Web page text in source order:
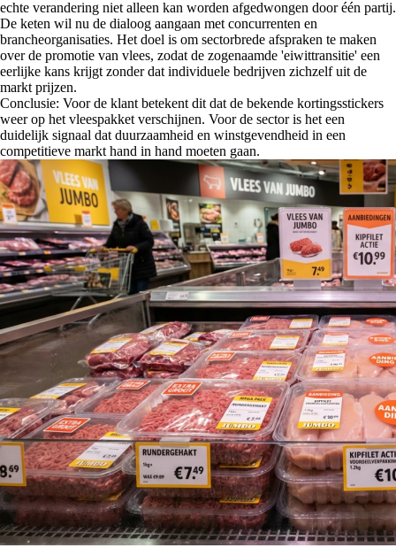
echte verandering niet alleen kan worden afgedwongen door één partij.
De keten wil nu de dialoog aangaan met concurrenten en
brancheorganisaties. Het doel is om sectorbrede afspraken te maken
over de promotie van vlees, zodat de zogenaamde 'eiwittransitie' een
eerlijke kans krijgt zonder dat individuele bedrijven zichzelf uit de
markt prijzen.
Conclusie: Voor de klant betekent dit dat de bekende kortingsstickers
weer op het vleespakket verschijnen. Voor de sector is het een
duidelijk signaal dat duurzaamheid en winstgevendheid in een
competitieve markt hand in hand moeten gaan.